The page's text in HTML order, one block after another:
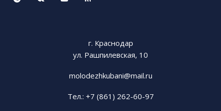
г. Краснодар
ул. Рашпилевская, 10
molodezhkubani@mail.ru
Тел.: +7 (861) 262-60-97